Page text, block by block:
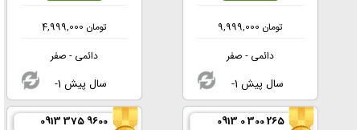
9,999,000 تومان
دائمی - صفر
-1 سال پیش
4,999,000 تومان
دائمی - صفر
-1 سال پیش
0913 0 300 265
0913 375 9600